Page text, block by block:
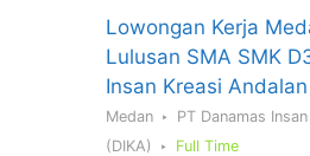
Lowongan Kerja
Lulusan SMA SMK
Insan Kreasi Andalan
Medan
PT Danamas
(DIKA)
Full Time